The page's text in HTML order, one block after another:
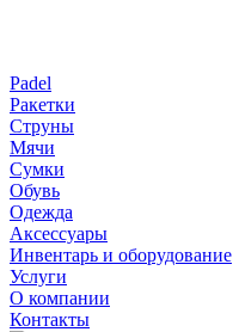
Padel
Ракетки
Струны
Мячи
Сумки
Обувь
Одежда
Аксессуары
Инвентарь и оборудование
Услуги
О компании
Контакты